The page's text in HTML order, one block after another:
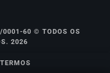
60 © TODOS OS
2026
TERMOS